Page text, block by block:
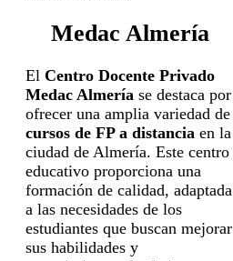
Medac Almería
El Centro Docente Privado
Medac Almería se destaca por
ofrecer una amplia variedad de
cursos de FP a distancia en la
ciudad de Almería. Este centro
educativo proporciona una
formación de calidad, adaptada
a las necesidades de los
estudiantes que buscan mejorar
sus habilidades y